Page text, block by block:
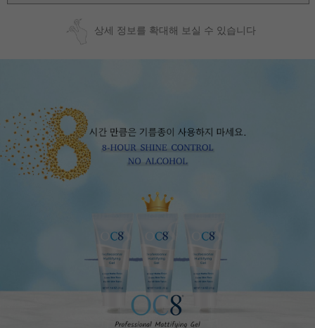
상세 정보를 확대해 보실 수 있습니다